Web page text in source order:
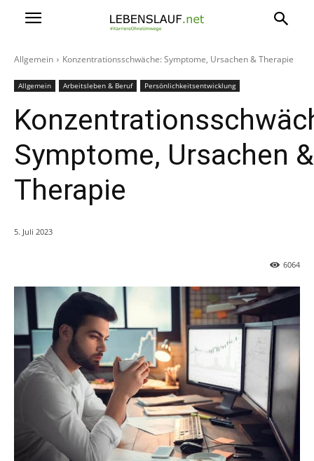
Allgemein Konzentrationsschwäche: Symptome, Ursachen & Therapie
Allgemein Arbeitsleben & Beruf Persönlichkeitsentwicklung
Symptome, Ursachen &
Therapie
5. Juli 2023
6064